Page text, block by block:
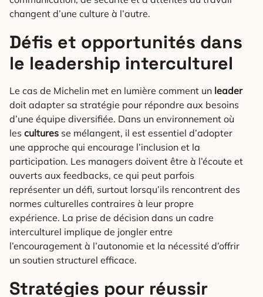
changent d’une culture à l’autre.
Défis et opportunités dans
le leadership interculturel
Le cas de Michelin met en lumière comment un leader
doit adapter sa stratégie pour répondre aux besoins
d’une équipe diversifiée. Dans un environnement où
les cultures se mélangent, il est essentiel d’adopter
une approche qui encourage l’inclusion et la
participation. Les managers doivent être à l’écoute et
ouverts aux feedbacks, ce qui peut parfois
représenter un défi, surtout lorsqu’ils rencontrent des
normes culturelles contraires à leur propre
expérience. La prise de décision dans un cadre
interculturel implique de jongler entre
l’encouragement à l’autonomie et la nécessité d’offrir
un soutien structurel efficace.
Stratégies pour réussir